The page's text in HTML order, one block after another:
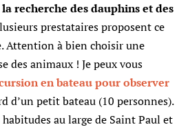
la recherche des dauphins et des
prestataires proposent ce
Attention à bien choisir une
des animaux ! Je peux vous
en bateau pour observer
d’un petit bateau (10 personnes).
au large de Saint Paul et